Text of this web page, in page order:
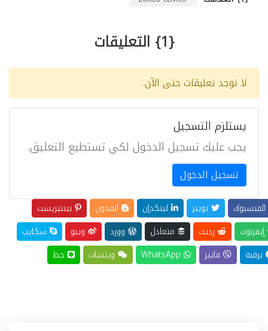
{1} التعليقات
لا توجد تعليقات حتى الآن.
يستلزم التسجيل
يجب عليك تسجيل الدخول لكي تستطيع التعليق.
تسجيل الدخول
الفيسبوك تويتر لينكدإن المدون
بينتيريست
إيفرنوت
رديت متعادل وورد ويبو
سكايب
برقية
فايبر ويتشات خط